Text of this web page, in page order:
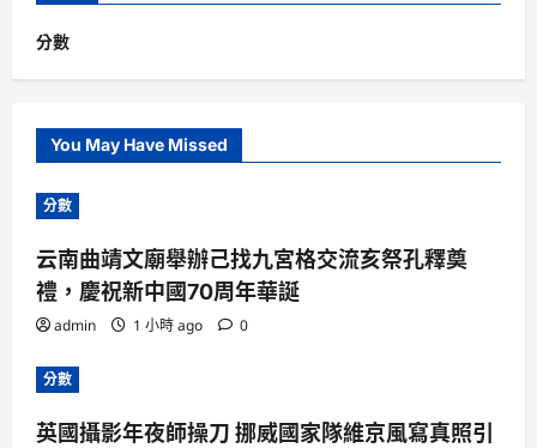
分數
You May Have Missed
分數
云南曲靖文廟舉辦己找九宮格交流亥祭孔釋奠
禮，慶祝新中國70周年華誕
admin 1 小時 ago 0
分數
英國攝影年夜師操刀 挪威國家隊維京風寫真照引